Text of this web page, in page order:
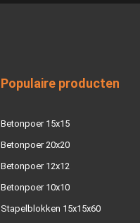
Populaire producten
Betonpoer 15x15
Betonpoer 20x20
Betonpoer 12x12
Betonpoer 10x10
Stapelblokken 15x15x60